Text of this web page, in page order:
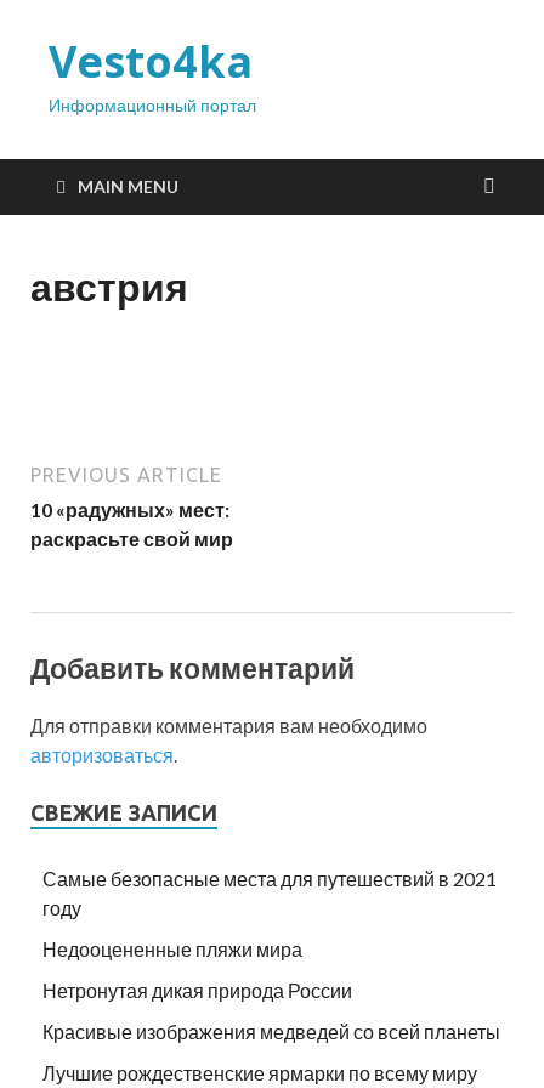
Vesto4ka
Информационный портал
MAIN MENU
австрия
PREVIOUS ARTICLE
10 «радужных» мест:
раскрасьте свой мир
Добавить комментарий
Для отправки комментария вам необходимо
авторизоваться
СВЕЖИЕ ЗАПИСИ
Самые безопасные места для путешествий в 2021
году
Недооцененные пляжи мира
Нетронутая дикая природа России
Красивые изображения медведей со всей планеты
Лучшие рождественские ярмарки по всему миру